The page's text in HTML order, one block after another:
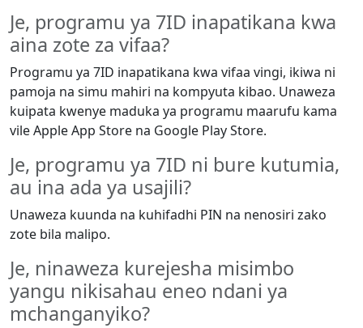
Je, programu ya 7ID inapatikana kwa
aina zote za vifaa?
Programu ya 7ID inapatikana kwa vifaa vingi, ikiwa ni
pamoja na simu mahiri na kompyuta kibao. Unaweza
kuipata kwenye maduka ya programu maarufu kama
vile Apple App Store na Google Play Store.
Je, programu ya 7ID ni bure kutumia,
au ina ada ya usajili?
Unaweza kuunda na kuhifadhi PIN na nenosiri zako
zote bila malipo.
Je, ninaweza kurejesha misimbo
yangu nikisahau eneo ndani ya
mchanganyiko?